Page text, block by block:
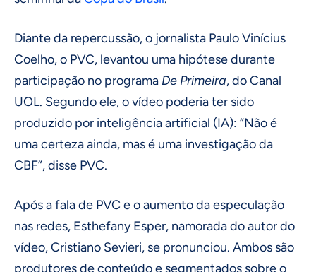
Diante da repercussão, o jornalista Paulo Vinícius
Coelho, o PVC, levantou uma hipótese durante
participação no programa De Primeira, do Canal
UOL. Segundo ele, o vídeo poderia ter sido
produzido por inteligência artificial (IA): “Não é
uma certeza ainda, mas é uma investigação da
CBF”, disse PVC.
Após a fala de PVC e o aumento da especulação
nas redes, Esthefany Esper, namorada do autor do
vídeo, Cristiano Sevieri, se pronunciou. Ambos são
produtores de conteúdo e segmentados sobre o